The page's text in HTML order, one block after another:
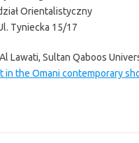
Orientalistyczny
Tyniecka 15/17
Lawati, Sultan Qaboos
in the Omani contemporary